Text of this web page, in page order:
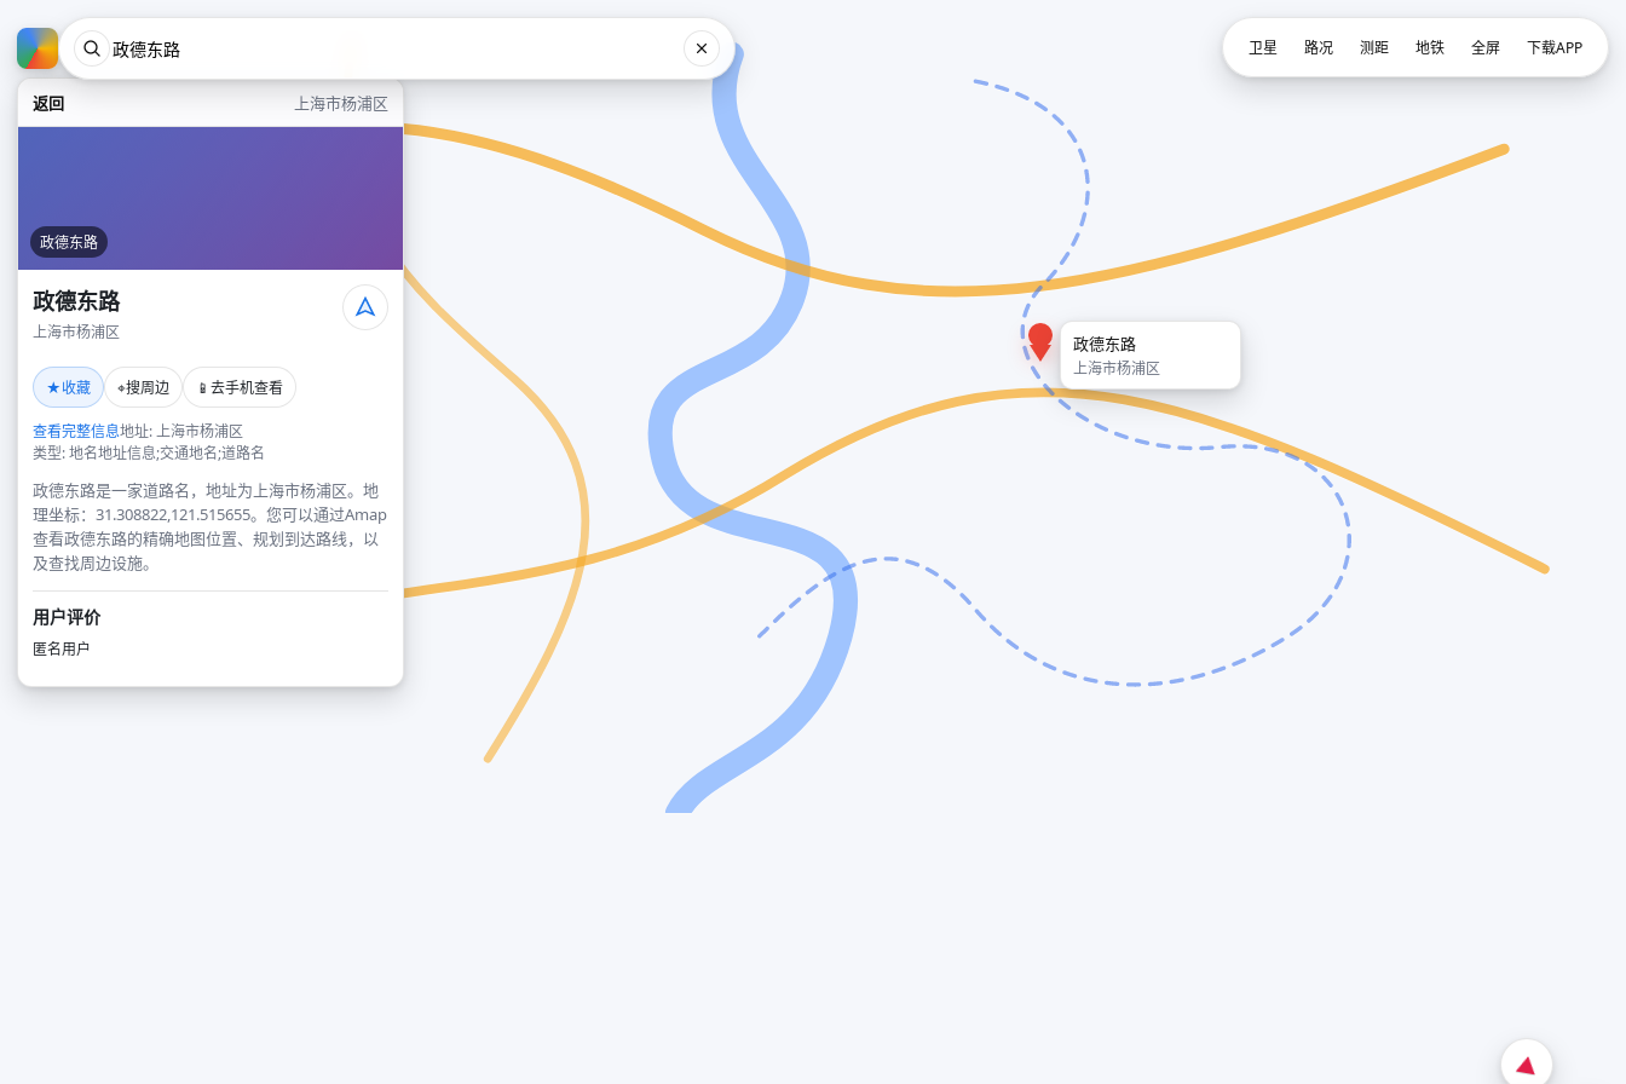
返回 上海市杨浦区
政德东路
政德东路
上海市杨浦区
★收藏 ⌖搜周边 📱 去手机查看
查看完整信息地址: 上海市杨浦区
类型: 地名地址信息;交通地名;道路名
政德东路是一家道路名，地址为上海市杨浦区。地
理坐标：31.308822,121.515655。您可以通过Amap
查看政德东路的精确地图位置、规划到达路线，以
及查找周边设施。
用户评价
匿名用户
政德东路
上海市杨浦区
卫星 路况 测距 地铁 全屏 下载APP